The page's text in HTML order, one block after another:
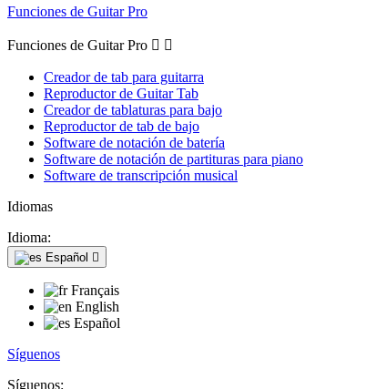
Funciones de Guitar Pro
Funciones de Guitar Pro  
Creador de tab para guitarra
Reproductor de Guitar Tab
Creador de tablaturas para bajo
Reproductor de tab de bajo
Software de notación de batería
Software de notación de partituras para piano
Software de transcripción musical
Idiomas
Idioma:
Español 
Français
English
Español
Síguenos
Síguenos: